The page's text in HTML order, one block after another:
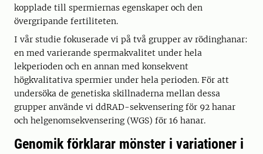
kopplade till spermiernas egenskaper och den
övergripande fertiliteten.
I vår studie fokuserade vi på två grupper av rödinghanar:
en med varierande spermakvalitet under hela
lekperioden och en annan med konsekvent
högkvalitativa spermier under hela perioden. För att
undersöka de genetiska skillnaderna mellan dessa
grupper använde vi ddRAD-sekvensering för 92 hanar
och helgenomsekvensering (WGS) för 16 hanar.
Genomik förklarar mönster i variationer i